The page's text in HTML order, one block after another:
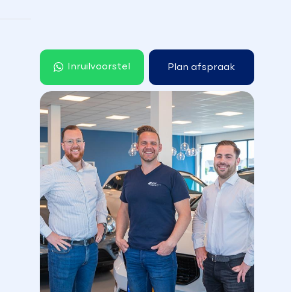
Inruilvoorstel Plan afspraak